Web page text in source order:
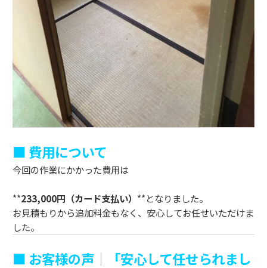
■ 費用について
今回の作業にかかった費用は
**233,000円（カード支払い） **となりました。
お見積もりから追加料金もなく、安心してお任せいただけま
した。
■ お客様の声｜「安心して任せられまし